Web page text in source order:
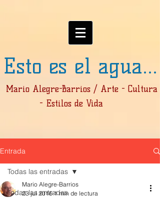
Esto es el agua...
Mario Alegre-Barrios / Arte - Cultura
- Estilos de Vida
Entrada
Todas las entradas
Todas las entradas
Mario Alegre-Barrios
23 jul 2016 1 min de lectura